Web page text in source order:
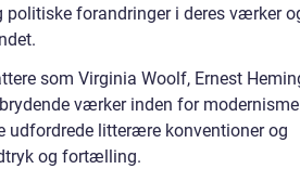
forandringer i deres værker
som Virginia Woolf, Ernest
værker inden for
udfordrede litterære konventioner og
og fortælling.